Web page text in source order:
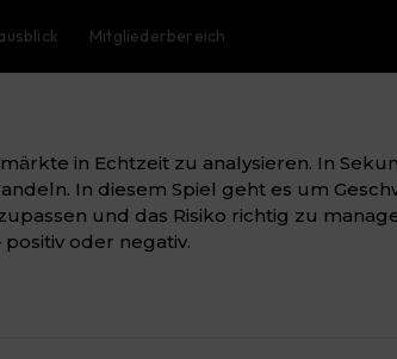
Mitgliederbereich
in Echtzeit zu analysieren. In
In diesem Spiel geht es um
und das Risiko richtig zu
oder negativ.